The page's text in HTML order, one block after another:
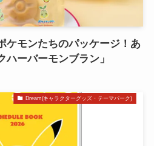
ケモンたちのパッケージ！あ
ハーバーモンブラン」
Dream(キャラクターグッズ・テーマパーク)